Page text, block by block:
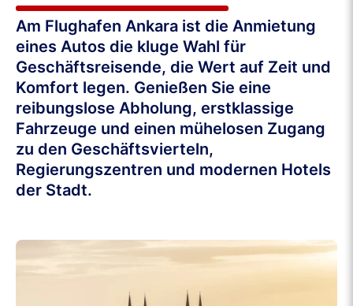
Am Flughafen Ankara ist die Anmietung
eines Autos die kluge Wahl für
Geschäftsreisende, die Wert auf Zeit und
Komfort legen. Genießen Sie eine
reibungslose Abholung, erstklassige
Fahrzeuge und einen mühelosen Zugang
zu den Geschäftsvierteln,
Regierungszentren und modernen Hotels
der Stadt.